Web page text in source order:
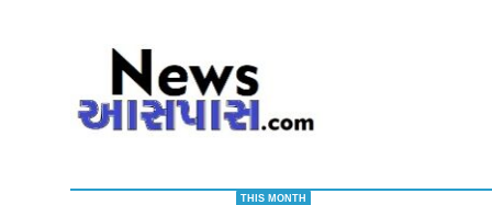
THIS MONTH